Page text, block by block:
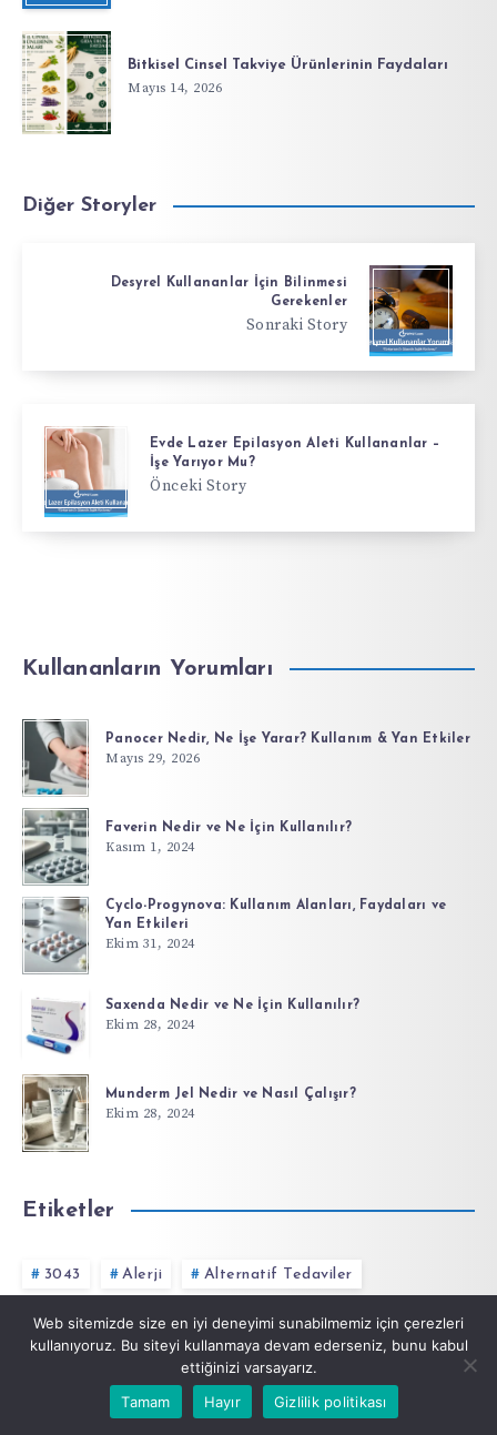
Bitkisel Cinsel Takviye Ürünlerinin Faydaları
Mayıs 14, 2026
Diğer Storyler
Desyrel Kullananlar İçin Bilinmesi
Gerekenler
Sonraki Story
Evde Lazer Epilasyon Aleti Kullananlar –
İşe Yarıyor Mu?
Önceki Story
Kullananların Yorumları
Panocer Nedir, Ne İşe Yarar? Kullanım & Yan Etkiler
Mayıs 29, 2026
Faverin Nedir ve Ne İçin Kullanılır?
Kasım 1, 2024
Cyclo-Progynova: Kullanım Alanları, Faydaları ve
Yan Etkileri
Ekim 31, 2024
Saxenda Nedir ve Ne İçin Kullanılır?
Ekim 28, 2024
Munderm Jel Nedir ve Nasıl Çalışır?
Ekim 28, 2024
Etiketler
3043 Alerji Alternatif Tedaviler
Anasayfa antibiyotikler Antidepresanlar
Aralıklı Oruç Aromaterapi Bağırsaklar
Web sitemizde size en iyi deneyimi sunabilmemiz için çerezleri
kullanıyoruz. Bu siteyi kullanmaya devam ederseniz, bunu kabul
ettiğinizi varsayarız.
Tamam
Hayır Gizlilik politikası